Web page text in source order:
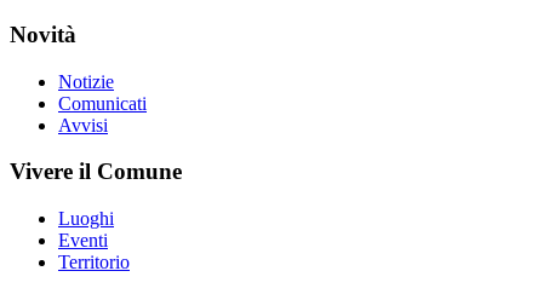
Novità
Notizie
Comunicati
Avvisi
Vivere il Comune
Luoghi
Eventi
Territorio